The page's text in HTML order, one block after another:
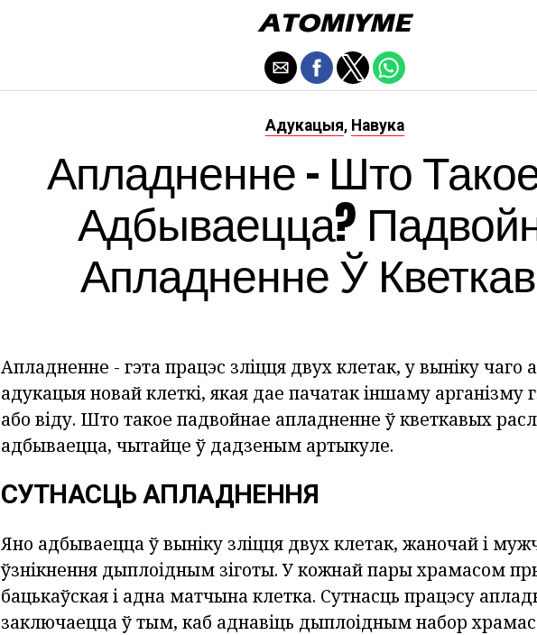
Адукацыя, Навука
Апладненне - Што
Адбываецца?
Апладненне Ў
Апладненне - гэта працэс зліцця двух клетак, у выніку чаго
адукацыя новай клеткі, якая дае пачатак іншаму арганізму
або віду. Што такое падвойнае апладненне ў кветкавых
адбываецца, чытайце ў дадзеным артыкуле.
СУТНАСЦЬ АПЛАДНЕННЯ
Яно адбываецца ў выніку зліцця двух клетак, жаночай і
ўзнікнення дыплоідным зіготы. У кожнай пары храмасом
бацькаўская і адна матчына клетка. Сутнасць працэсу
заключаецца ў тым, каб аднавіць дыплоідным набор